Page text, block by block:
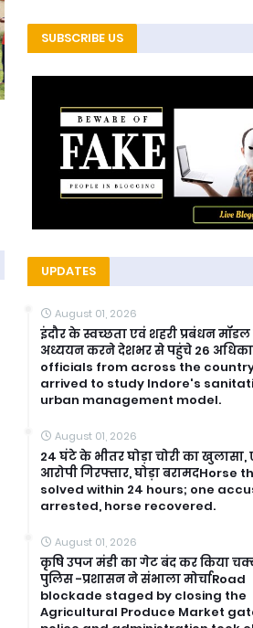
SUBSCRIBE US
UPDATES
August 01, 2026
इंदौर के स्वच्छता एवं शहरी प्रबंधन
अध्ययन करने देशभर से पहुंचे 26
officials from across the
arrived to study Indore's
urban management model.
August 01, 2026
24 घंटे के भीतर घोड़ा चोरी का
आरोपी गिरफ्तार, घोड़ा बरामदHorse
solved within 24 hours; one
arrested, horse recovered.
August 01, 2026
कृषि उपज मंडी का गेट बंद कर किया
पुलिस -प्रशासन ने संभाला मोर्चाRoad
blockade staged by closing the
Agricultural Produce Market